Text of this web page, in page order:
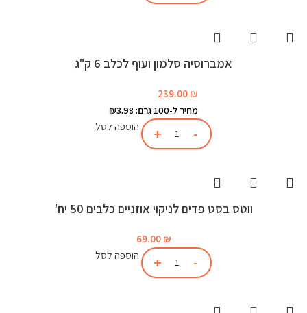
אמברוסיה סלמון ועוף לכלב 6 ק"ג
239.00 ₪
מחיר ל-100 גרם: ₪3.98
הוספה לסל
ווטס בסט פדים לניקוי אוזניים כלבים 50 יח'
69.00 ₪
הוספה לסל